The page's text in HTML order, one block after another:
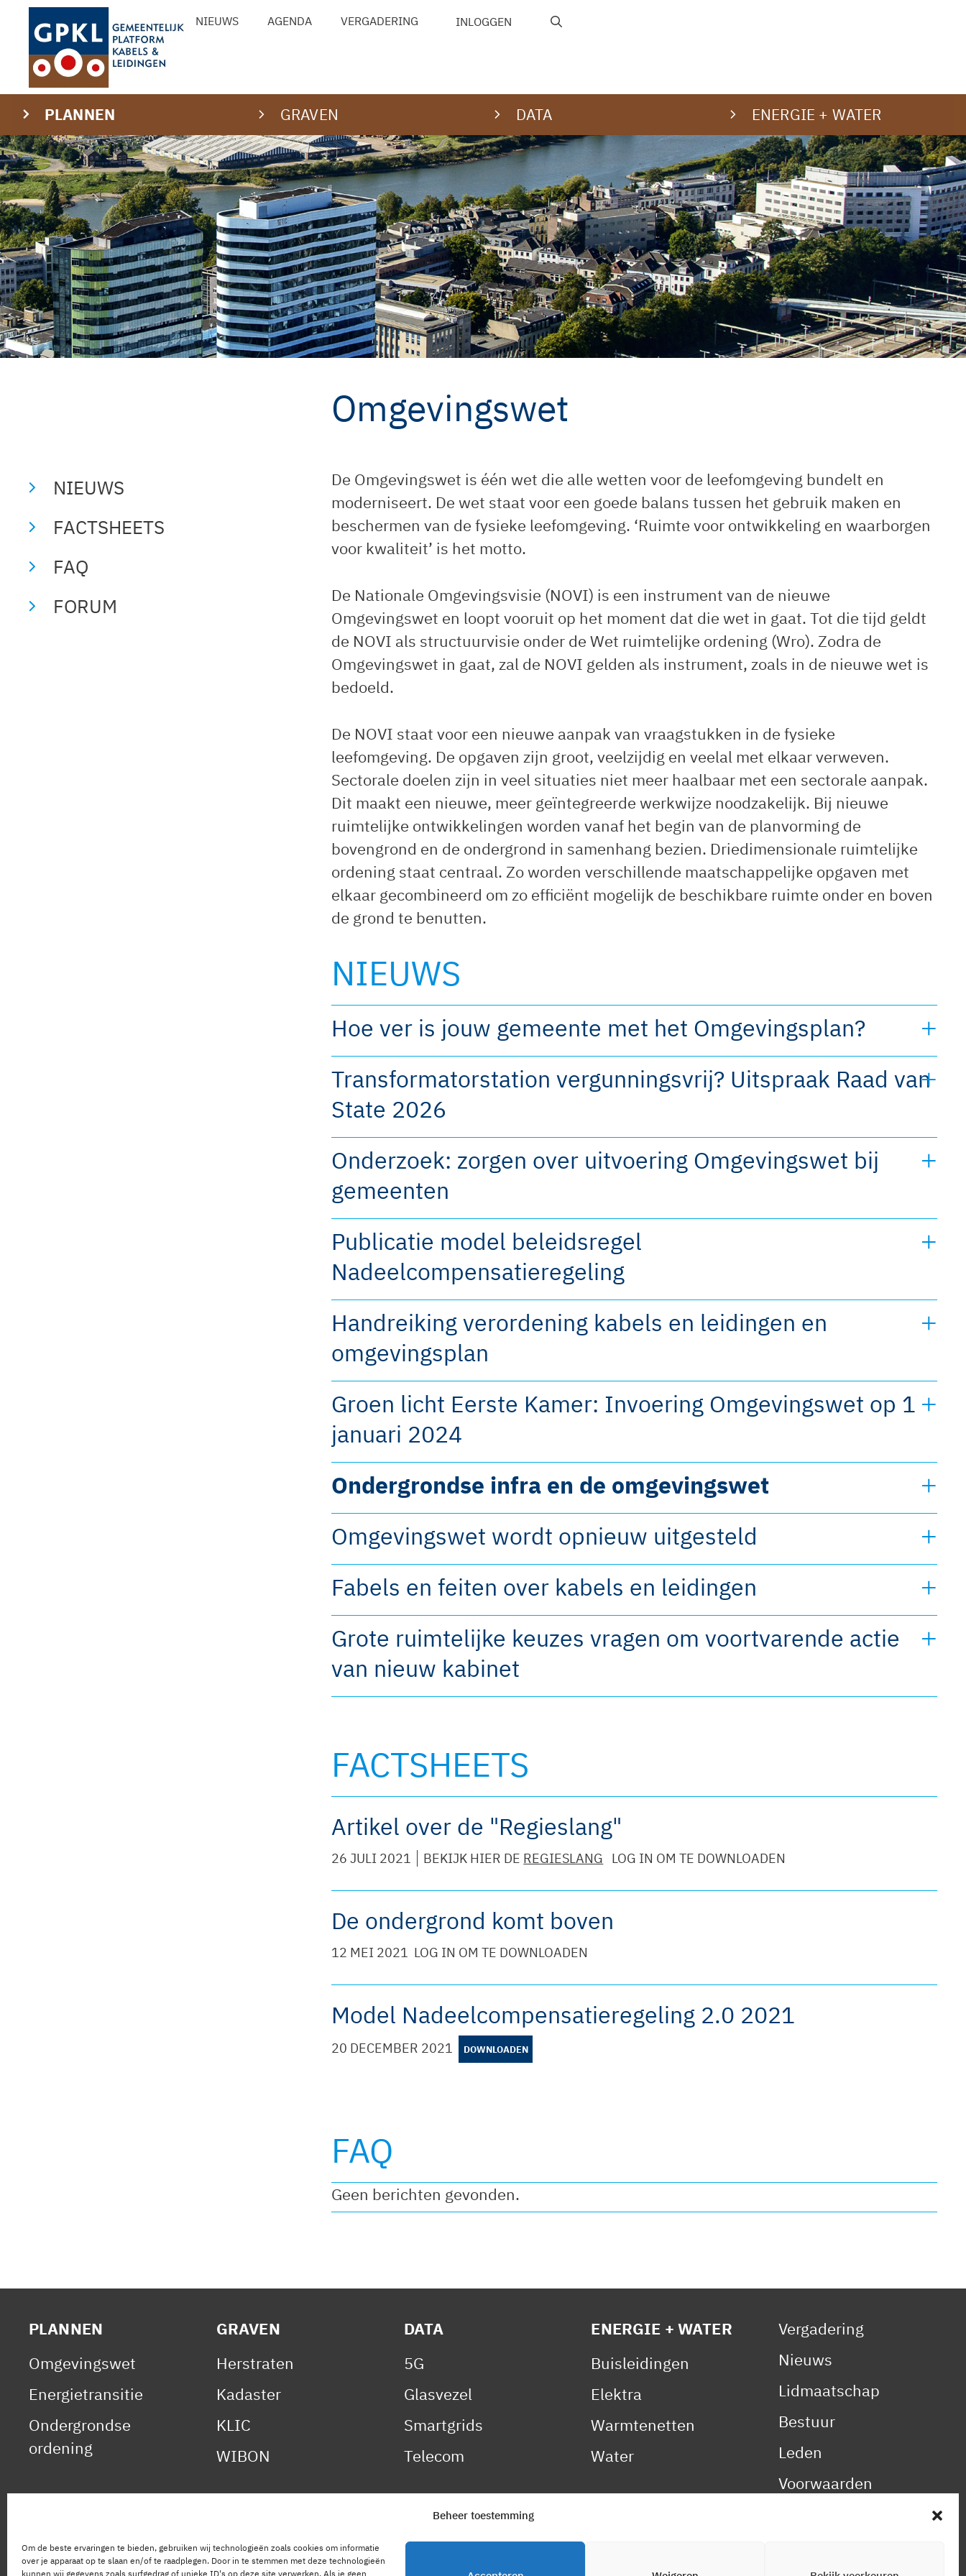
Beheer toestemming
Om de beste ervaringen te bieden, gebruiken wij technologieën zoals cookies om informatie
over je apparaat op te slaan en/of te raadplegen. Door in te stemmen met deze technologieën
kunnen wij gegevens zoals surfgedrag of unieke ID's op deze site verwerken. Als je geen
inhoud
NIEUWS AGENDA VERGADERING INLOGGEN
PLANNEN GRAVEN DATA ENERGIE + WATER
Omgevingswet
NIEUWS
FACTSHEETS
FAQ
FORUM
De Omgevingswet is één wet die alle wetten voor de leefomgeving bundelt en
moderniseert. De wet staat voor een goede balans tussen het gebruik maken en
beschermen van de fysieke leefomgeving. ‘Ruimte voor ontwikkeling en waarborgen
voor kwaliteit’ is het motto.
De Nationale Omgevingsvisie (NOVI) is een instrument van de nieuwe
Omgevingswet en loopt vooruit op het moment dat die wet in gaat. Tot die tijd geldt
de NOVI als structuurvisie onder de Wet ruimtelijke ordening (Wro). Zodra de
Omgevingswet in gaat, zal de NOVI gelden als instrument, zoals in de nieuwe wet is
bedoeld.
De NOVI staat voor een nieuwe aanpak van vraagstukken in de fysieke
leefomgeving. De opgaven zijn groot, veelzijdig en veelal met elkaar verweven.
Sectorale doelen zijn in veel situaties niet meer haalbaar met een sectorale aanpak.
Dit maakt een nieuwe, meer geïntegreerde werkwijze noodzakelijk. Bij nieuwe
ruimtelijke ontwikkelingen worden vanaf het begin van de planvorming de
bovengrond en de ondergrond in samenhang bezien. Driedimensionale ruimtelijke
ordening staat centraal. Zo worden verschillende maatschappelijke opgaven met
elkaar gecombineerd om zo efficiënt mogelijk de beschikbare ruimte onder en boven
de grond te benutten.
NIEUWS
Hoe ver is jouw gemeente met het Omgevingsplan?
Transformatorstation vergunningsvrij? Uitspraak Raad van
State 2026
Onderzoek: zorgen over uitvoering Omgevingswet bij
gemeenten
Publicatie model beleidsregel
Nadeelcompensatieregeling
Handreiking verordening kabels en leidingen en
omgevingsplan
Groen licht Eerste Kamer: Invoering Omgevingswet op 1
januari 2024
Ondergrondse infra en de omgevingswet
Omgevingswet wordt opnieuw uitgesteld
Fabels en feiten over kabels en leidingen
Grote ruimtelijke keuzes vragen om voortvarende actie
van nieuw kabinet
FACTSHEETS
Artikel over de "Regieslang"
26 JULI 2021 BEKIJK HIER DE REGIESLANG LOG IN OM TE DOWNLOADEN
De ondergrond komt boven
12 MEI 2021 LOG IN OM TE DOWNLOADEN
Model Nadeelcompensatieregeling 2.0 2021
20 DECEMBER 2021 DOWNLOADEN
FAQ
Geen berichten gevonden.
PLANNEN
Omgevingswet
Energietransitie
Ondergrondse
ordening
GRAVEN
Herstraten
Kadaster
KLIC
WIBON
DATA
5G
Glasvezel
Smartgrids
Telecom
ENERGIE + WATER
Buisleidingen
Elektra
Warmtenetten
Water
Vergadering
Nieuws
Lidmaatschap
Bestuur
Leden
Voorwaarden